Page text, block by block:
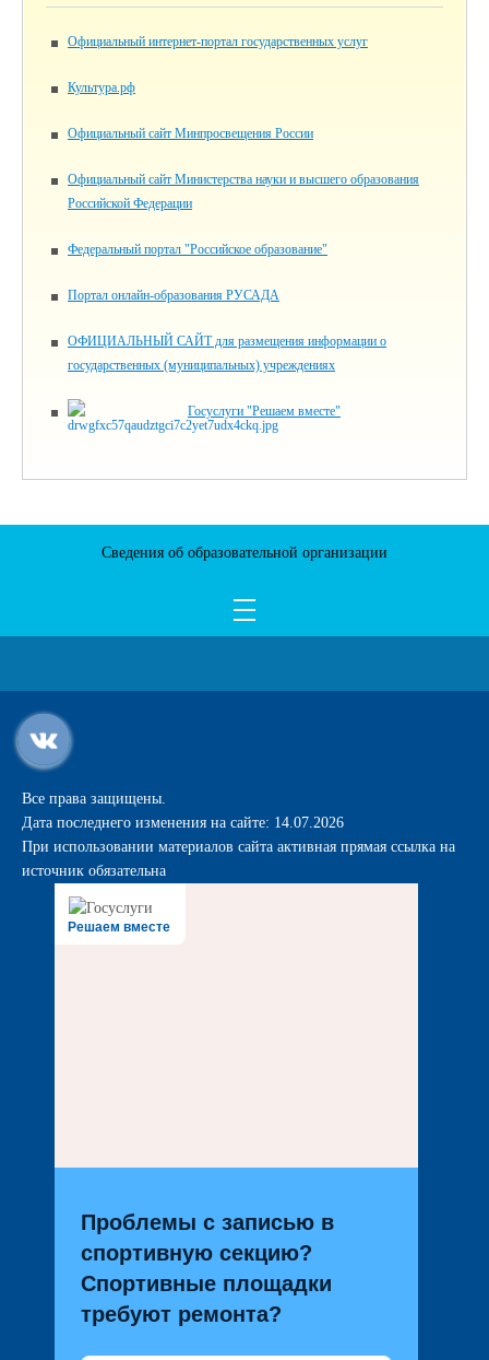
Официальный интернет-портал государственных услуг
Культура.рф
Официальный сайт Минпросвещения России
Официальный сайт Министерства науки и высшего образования
Российской Федерации
Федеральный портал "Российское образование"
Портал онлайн-образования РУСАДА
ОФИЦИАЛЬНЫЙ САЙТ для размещения информации о
государственных (муниципальных) учреждениях
Госуслуги "Решаем вместе"
Сведения об образовательной организации
Все права защищены.
Дата последнего изменения на сайте: 14.07.2026
При использовании материалов сайта активная прямая ссылка на
источник обязательна
Решаем вместе
Проблемы с записью в
спортивную секцию?
Спортивные площадки
требуют ремонта?